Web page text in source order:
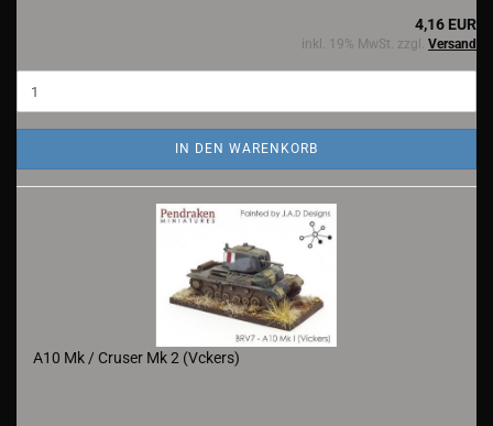
4,16 EUR
inkl. 19% MwSt. zzgl. Versand
IN DEN WARENKORB
A10 Mk / Cruser Mk 2 (Vckers)